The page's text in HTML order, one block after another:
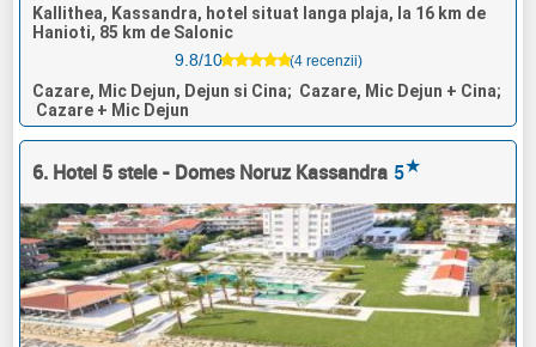
Kallithea, Kassandra, hotel situat langa plaja, la 16 km de
Hanioti, 85 km de Salonic
9.8/10
(4 recenzii)
Cazare, Mic Dejun, Dejun si Cina; Cazare, Mic Dejun + Cina;
Cazare + Mic Dejun
6. Hotel 5 stele - Domes Noruz Kassandra 5★